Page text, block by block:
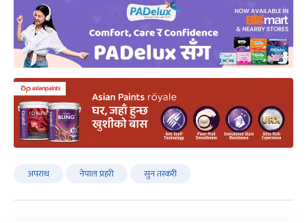
अपराध नेपाल प्रहरी सुन तस्करी